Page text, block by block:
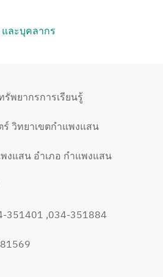
และบุคลากร
พยากรการเรียนรู้
วิทยาเขตกำแพงแสน
งแสน อำเภอ กำแพงแสน
351401 ,034-351884